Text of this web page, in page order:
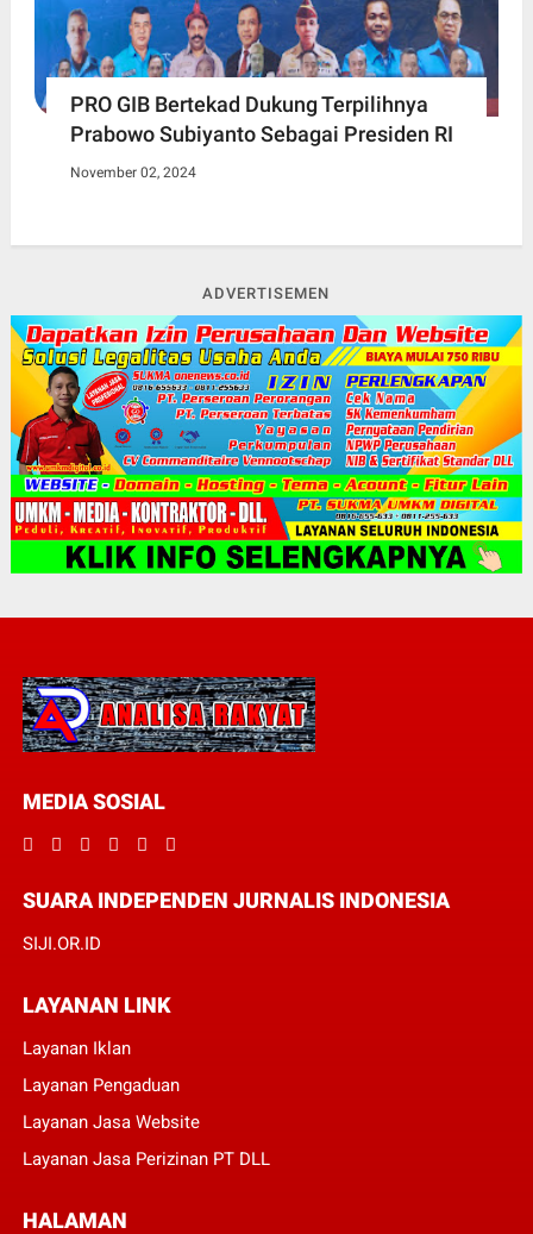
PRO GIB Bertekad Dukung Terpilihnya
Prabowo Subiyanto Sebagai Presiden RI
November 02, 2024
ADVERTISEMEN
MEDIA SOSIAL
SUARA INDEPENDEN JURNALIS INDONESIA
SIJI.OR.ID
LAYANAN LINK
Layanan Iklan
Layanan Pengaduan
Layanan Jasa Website
Layanan Jasa Perizinan PT DLL
HALAMAN